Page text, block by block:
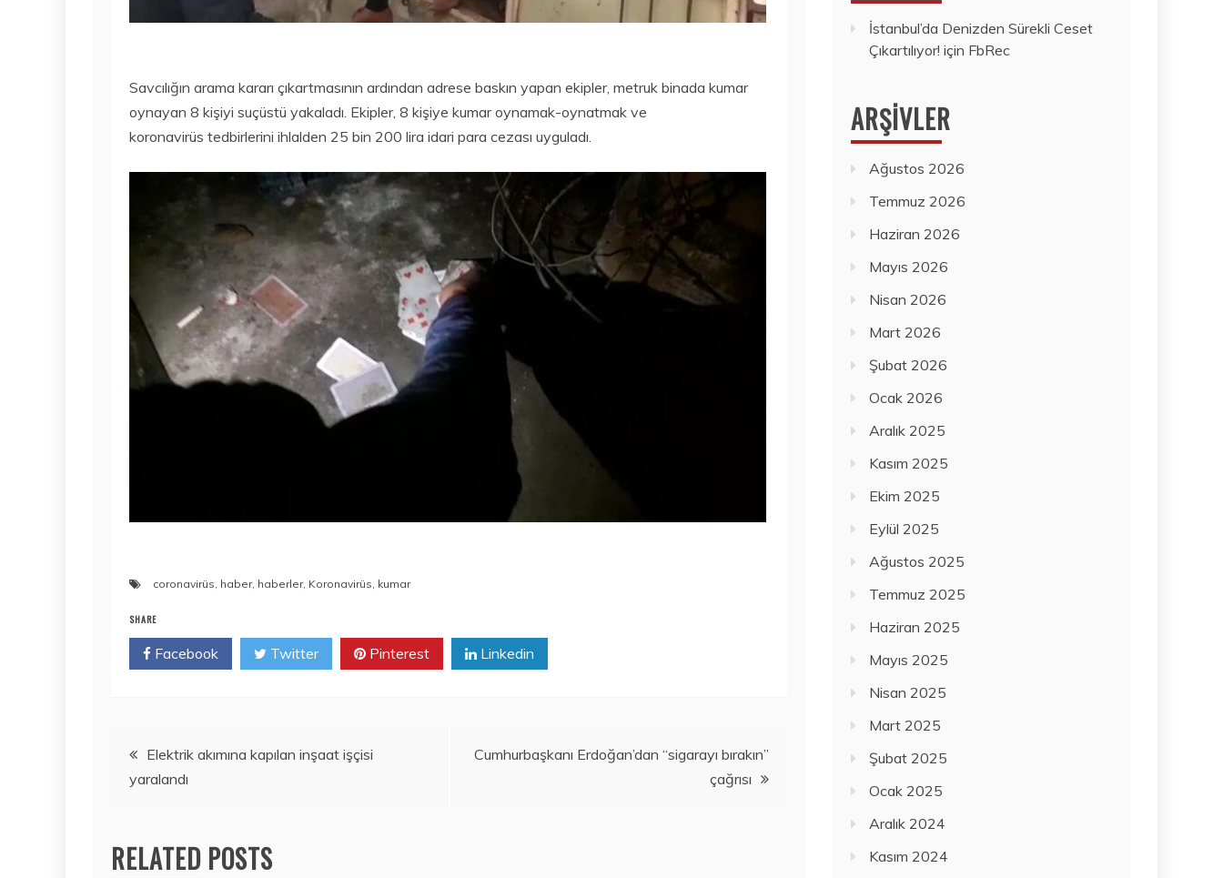
Savcılığın arama kararı çıkartmasının ardından adrese baskın yapan ekipler, metruk binada kumar
oynayan 8 kişiyi suçüstü yakaladı. Ekipler, 8 kişiye kumar oynamak-oynatmak ve
koronavirüs tedbirlerini ihlalden 25 bin 200 lira idari para cezası uyguladı.
coronavirüs haber, haberler, Koronavirüs kumar
SHARE
Facebook Twitter Pinterest Linkedin
Yazı
gezinmesi
Elektrik akımına kapılan inşaat işçisi
yaralandı
Cumhurbaşkanı Erdoğan’dan “sigarayı bırakın”
çağrısı
RELATED POSTS
İstanbul’da Denizden Sürekli Ceset
Çıkartılıyor! için FbRec
ARŞIVLER
Ağustos 2026
Temmuz 2026
Haziran 2026
Mayıs 2026
Nisan 2026
Mart 2026
Şubat 2026
Ocak 2026
Aralık 2025
Kasım 2025
Ekim 2025
Eylül 2025
Ağustos 2025
Temmuz 2025
Haziran 2025
Mayıs 2025
Nisan 2025
Mart 2025
Şubat 2025
Ocak 2025
Aralık 2024
Kasım 2024